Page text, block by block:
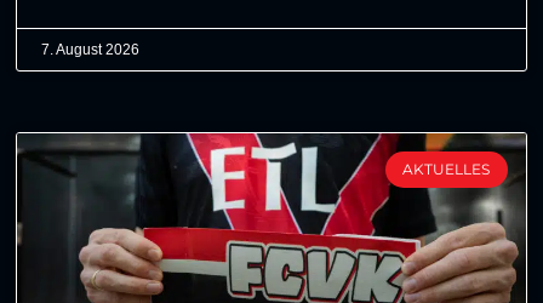
7. August 2026
AKTUELLES